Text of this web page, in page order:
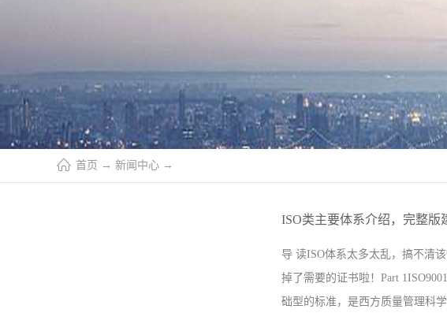
首页 → 新闻中心 →
ISO类主要体系介绍，完整版
导 读ISO体系太多太乱，搞不清
掉了需要的证书啦！Part
础型的标准，是西方质量管理科